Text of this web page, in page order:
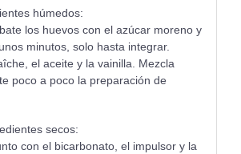
húmedos:
los huevos con el azúcar moreno y
minutos, solo hasta integrar.
el aceite y la vainilla. Mezcla
poco a poco la preparación de
secos:
con el bicarbonato, el impulsor y la